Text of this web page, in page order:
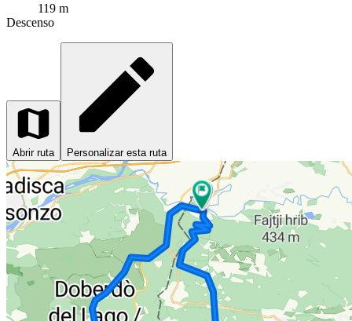
119 m
Descenso
Abrir ruta Personalizar esta ruta